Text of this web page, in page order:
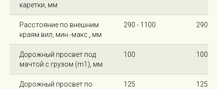
каретки, мм
Расстояние по внешним
краям вил, мин.-макс., мм
290 - 1100 290 -
Дорожный просвет под
мачтой с грузом (m1), мм
100 100
Дорожный просвет по
125 125